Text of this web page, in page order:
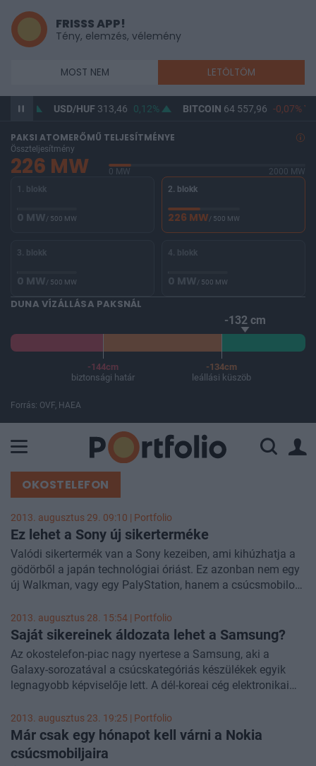
FRISSS APP!
Tény, elemzés, vélemény
MOST NEM LETÖLTÖM
USD/HUF313,46 0,12% BITCOIN64 557,96 -0,07%
PAKSI ATOMERŐMŰ TELJESÍTMÉNYE
Összteljesítmény
226 MW 0 MW
2000 MW
1. blokk
0 MW/ 500 MW
2. blokk
226 MW/ 500 MW
3. blokk
0 MW/ 500 MW
4. blokk
0 MW/ 500 MW
DUNA VÍZÁLLÁSA PAKSNÁL
-132 cm
-144cm
biztonsági határ
-134cm
leállási küszöb
Forrás: OVF, HAEA
OKOSTELEFON
2013. augusztus 29. 09:10 | Portfolio
Ez lehet a Sony új sikerterméke
Valódi sikertermék van a Sony kezeiben, ami kihúzhatja a
gödörből a japán technológiai óriást. Ez azonban nem egy
új Walkman, vagy egy PalyStation, hanem a csúcsmobilok
található meg - írja a Bloomberg. A társaság chipjét
használják ugyanis a legújabb csúcsmobiljaikban.
2013. augusztus 28. 15:54 | Portfolio
Saját sikereinek áldozata lehet a Samsung?
Az okostelefon-piac nagy nyertese a Samsung, aki a
Galaxy-sorozatával a csúcskategóriás készülékek egyik
legnagyobb képviselője lett. A dél-koreai cég elektronikai
"elbízza magát" és saját sikereinek áldozatává válik.
2013. augusztus 23. 19:25 | Portfolio
Már csak egy hónapot kell várni a Nokia
csúcsmobiljaira